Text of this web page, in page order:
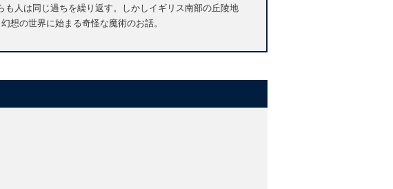
人は同じ過ちを繰り返す。しかしイギリス南部の丘陵地
想の世界に始まる奇怪な魔術のお話。